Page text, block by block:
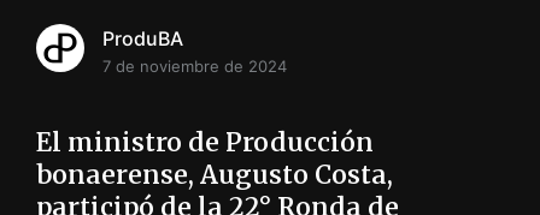
ProduBA
7 de noviembre de 2024
El ministro de Producción
bonaerense, Augusto Costa,
participó de la 22° Ronda de